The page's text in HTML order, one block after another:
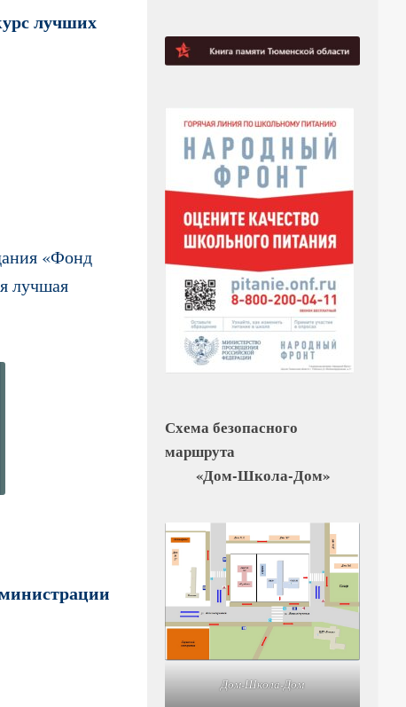
лучших
«Фонд
лучшая
Схема безопасного
маршрута
«Дом-Школа-Дом»
Дом-Школа-Дом